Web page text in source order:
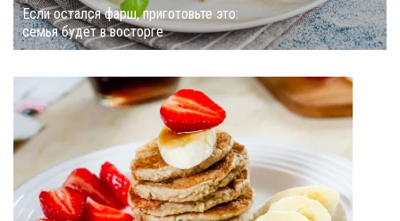
Если остался фарш, приготовьте это:
семья будет в восторге